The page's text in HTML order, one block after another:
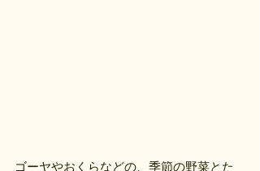
ゴーヤやおくらなどの、季節の野菜とた